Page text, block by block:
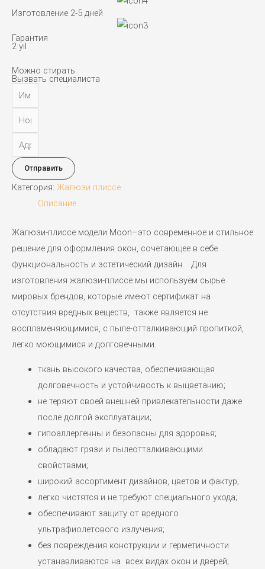
Изготовление 2-5 дней
Гарантия
2 yil
Можно стирать
Вызвать специалиста
Отправить
Категория: Жалюзи плиссе
Описание
Жалюзи-плиссе модели Moon–это современное и стильное
решение для оформления окон, сочетающее в себе
функциональность и эстетический дизайн. Для
изготовления жалюзи-плиссе мы используем сырьё
мировых брендов, которые имеют сертификат на
отсутствия вредных веществ, также является не
воспламеняющимися, с пыле-отталкивающий пропиткой,
легко моющимися и долговечными.
ткань высокого качества, обеспечивающая
долговечность и устойчивость к выцветанию;
не теряют своей внешней привлекательности даже
после долгой эксплуатации;
гипоаллергенны и безопасны для здоровья;
обладают грязи и пылеотталкивающими
свойствами;
широкий ассортимент дизайнов, цветов и фактур;
легко чистятся и не требуют специального ухода;
обеспечивают защиту от вредного
ультрафиолетового излучения;
без повреждения конструкции и герметичности
устанавливаются на всех видах окон и дверей;